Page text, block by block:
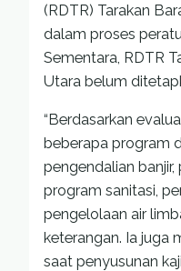
(RDTR) Tarakan
dalam proses
Sementara, RDTR
Utara belum
“Berdasarkan
beberapa program
pengendalian banjir,
program sanitasi,
pengelolaan air
keterangan. Ia juga
saat penyusunan